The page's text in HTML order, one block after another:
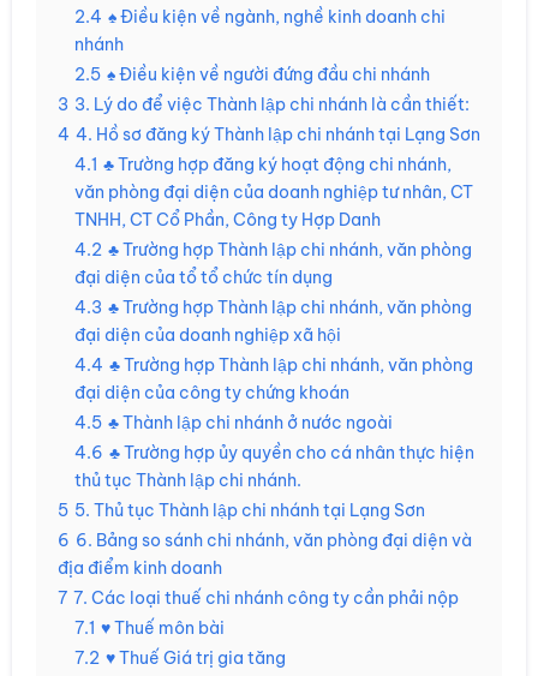
2.4 ♠ Điều kiện về ngành, nghề kinh doanh chi
nhánh
2.5 ♠ Điều kiện về người đứng đầu chi nhánh
3 3. Lý do để việc Thành lập chi nhánh là cần thiết:
4 4. Hồ sơ đăng ký Thành lập chi nhánh tại Lạng Sơn
4.1 ♣ Trường hợp đăng ký hoạt động chi nhánh,
văn phòng đại diện của doanh nghiệp tư nhân, CT
TNHH, CT Cổ Phần, Công ty Hợp Danh
4.2 ♣ Trường hợp Thành lập chi nhánh, văn phòng
đại diện của tổ tổ chức tín dụng
4.3 ♣ Trường hợp Thành lập chi nhánh, văn phòng
đại diện của doanh nghiệp xã hội
4.4 ♣ Trường hợp Thành lập chi nhánh, văn phòng
đại diện của công ty chứng khoán
4.5 ♣ Thành lập chi nhánh ở nước ngoài
4.6 ♣ Trường hợp ủy quyền cho cá nhân thực hiện
thủ tục Thành lập chi nhánh.
5 5. Thủ tục Thành lập chi nhánh tại Lạng Sơn
6 6. Bảng so sánh chi nhánh, văn phòng đại diện và
địa điểm kinh doanh
7 7. Các loại thuế chi nhánh công ty cần phải nộp
7.1 ♥ Thuế môn bài
7.2 ♥ Thuế Giá trị gia tăng